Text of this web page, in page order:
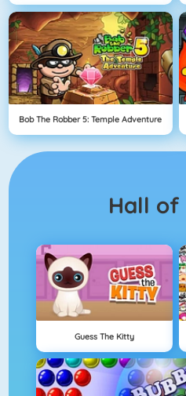
Bob The Robber 5: Temple Adventure
Hall of
Guess The Kitty